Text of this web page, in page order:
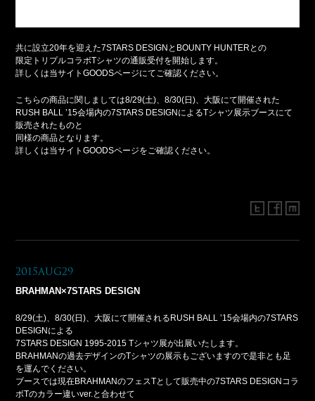
共に設立20年を迎えた7STARS DESIGNとBOUNTY HUNTERとの
限定トリプルコラボTシャツの通販受付を開始します。
詳しくは当サイトGOODSページにてご確認ください。
こちらの商品に関しましては8/29(土)、8/30(日)、大阪にて開催された
RUSH BALL ’15会場内の7STARS DESIGNによるTシャツ展示ブースにて
販売されたものと
同様の商品となります。
詳しくは当サイトGOODSページをご確認ください。
2015Aug29
BRAHMAN×7STARS DESIGN
8/29(土)、8/30(日)、大阪にて開催されるRUSH BALL ’15会場内の7STARS
DESIGNによる
7STARS DESIGN 1995-2015 Tシャツ展が出展いたします。
BRAHMANの過去デザインのTシャツの展示もございますので是非とも足
を運んでください。
ブースでは現在BRAHMANのフェスTとして販売中の7STARS DESIGNコラ
ボTのカラー違いver.と合わせて